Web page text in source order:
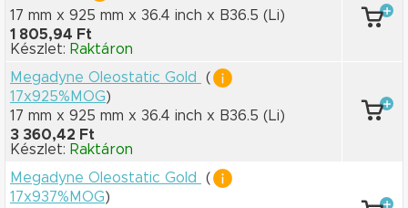
17 mm x 925 mm x 36.4 inch x B36.5 (Li)
1 805,94 Ft
Készlet: Raktáron
Megadyne Oleostatic Gold
(
17x925%MOG)
17 mm x 925 mm x 36.4 inch x B36.5 (Li)
3 360,42 Ft
Készlet: Raktáron
Megadyne Oleostatic Gold
(
17x937%MOG)